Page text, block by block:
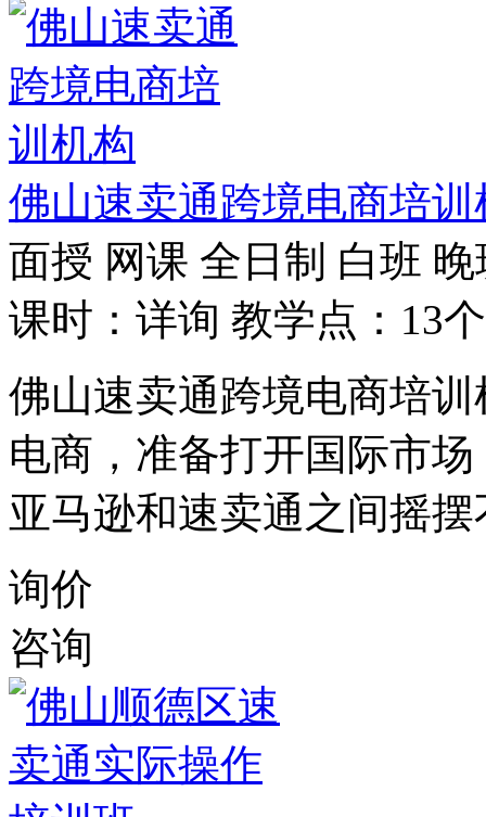
佛山速卖通跨境电商培训
面授 网课 全日制 白班 晚
课时：详询 教学点：13个
佛山速卖通跨境电商培
电商，准备打开国际市
亚马逊和速卖通之间摇
询价
咨询